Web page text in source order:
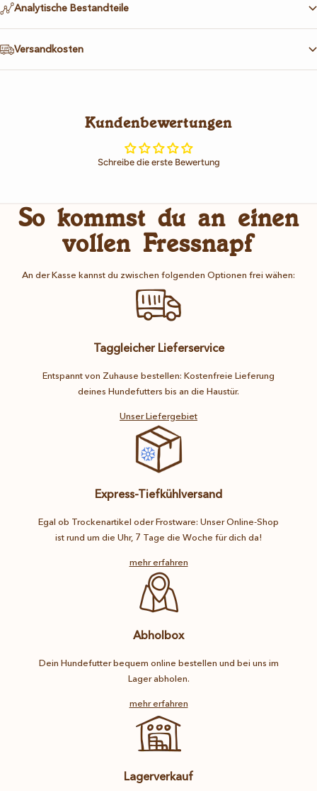
Analytische Bestandteile
Versandkosten
Kundenbewertungen
Schreibe die erste Bewertung
So kommst du an einen
vollen Fressnapf
An der Kasse kannst du zwischen folgenden Optionen frei wähen:
Taggleicher Lieferservice
Entspannt von Zuhause bestellen: Kostenfreie Lieferung
deines Hundefutters bis an die Haustür.
Unser Liefergebiet
Express-Tiefkühlversand
Egal ob Trockenartikel oder Frostware: Unser Online-Shop
ist rund um die Uhr, 7 Tage die Woche für dich da!
mehr erfahren
Abholbox
Dein Hundefutter bequem online bestellen und bei uns im
Lager abholen.
mehr erfahren
Lagerverkauf